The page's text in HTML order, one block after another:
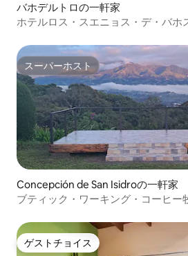
バホデルトロの一軒家
ホテルロス・スエニョス・デ・バホ
スーパーホスト
スーパーホスト
Concepción de San Isidroの一軒家
ブティック・ワーキング・コーヒー
ゲストチョイス
ゲストチョイス